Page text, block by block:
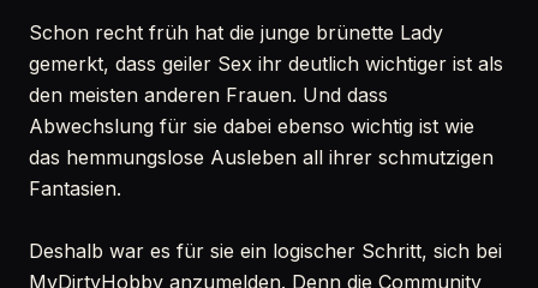
Schon recht früh hat die junge brünette Lady
gemerkt, dass geiler Sex ihr deutlich wichtiger ist als
den meisten anderen Frauen. Und dass
Abwechslung für sie dabei ebenso wichtig ist wie
das hemmungslose Ausleben all ihrer schmutzigen
Fantasien.
Deshalb war es für sie ein logischer Schritt, sich bei
MyDirtyHobby anzumelden. Denn die Community